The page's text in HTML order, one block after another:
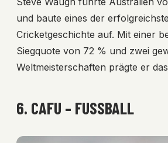
und baute eines der
Cricketgeschichte auf. Mit einer
Siegquote von 72 % und zwei
Weltmeisterschaften prägte er
6. CAFU – FUSSBALL